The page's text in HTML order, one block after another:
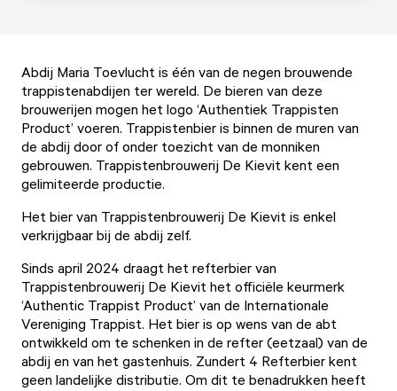
Abdij Maria Toevlucht is één van de negen brouwende
trappistenabdijen ter wereld. De bieren van deze
brouwerijen mogen het logo ‘Authentiek Trappisten
Product’ voeren. Trappistenbier is binnen de muren van
de abdij door of onder toezicht van de monniken
gebrouwen. Trappistenbrouwerij De Kievit kent een
gelimiteerde productie.
Het bier van Trappistenbrouwerij De Kievit is enkel
verkrijgbaar bij de abdij zelf.
Sinds april 2024 draagt het refterbier van
Trappistenbrouwerij De Kievit het officiële keurmerk
‘Authentic Trappist Product’ van de Internationale
Vereniging Trappist. Het bier is op wens van de abt
ontwikkeld om te schenken in de refter (eetzaal) van de
abdij en van het gastenhuis. Zundert 4 Refterbier kent
geen landelijke distributie. Om dit te benadrukken heeft